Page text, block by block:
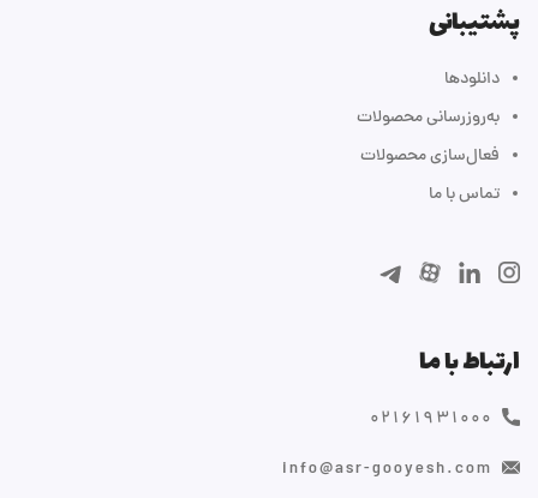
پشتیبانی
دانلودها
به‌روزرسانی محصولات
فعال‌سازی محصولات
تماس با ما
ارتباط با ما
۰۲۱۶۱۹۳۱۰۰۰
info@asr-gooyesh.com